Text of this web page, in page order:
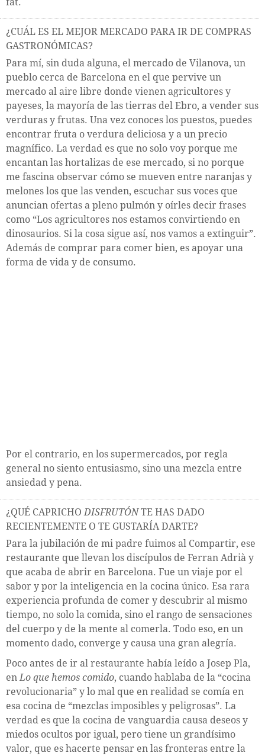
¿CUÁL ES EL MEJOR MERCADO PARA IR DE COMPRAS
GASTRONÓMICAS?
Para mí, sin duda alguna, el mercado de Vilanova, un
pueblo cerca de Barcelona en el que pervive un
mercado al aire libre donde vienen agricultores y
payeses, la mayoría de las tierras del Ebro, a vender sus
verduras y frutas. Una vez conoces los puestos, puedes
encontrar fruta o verdura deliciosa y a un precio
magnífico. La verdad es que no solo voy porque me
encantan las hortalizas de ese mercado, si no porque
me fascina observar cómo se mueven entre naranjas y
melones los que las venden, escuchar sus voces que
anuncian ofertas a pleno pulmón y oírles decir frases
como “Los agricultores nos estamos convirtiendo en
dinosaurios. Si la cosa sigue así, nos vamos a extinguir”.
Además de comprar para comer bien, es apoyar una
forma de vida y de consumo.
Por el contrario, en los supermercados, por regla
general no siento entusiasmo, sino una mezcla entre
ansiedad y pena.
¿QUÉ CAPRICHO DISFRUTÓNTE HAS DADO
RECIENTEMENTE O TE GUSTARÍA DARTE?
Para la jubilación de mi padre fuimos al Compartir, ese
restaurante que llevan los discípulos de Ferran Adrià y
que acaba de abrir en Barcelona. Fue un viaje por el
sabor y por la inteligencia en la cocina único. Esa rara
experiencia profunda de comer y descubrir al mismo
tiempo, no solo la comida, sino el rango de sensaciones
del cuerpo y de la mente al comerla. Todo eso, en un
momento dado, converge y causa una gran alegría.
Poco antes de ir al restaurante había leído a Josep Pla,
en Lo que hemos comido, cuando hablaba de la “cocina
revolucionaria” y lo mal que en realidad se comía en
esa cocina de “mezclas imposibles y peligrosas”. La
verdad es que la cocina de vanguardia causa deseos y
miedos ocultos por igual, pero tiene un grandísimo
valor, que es hacerte pensar en las fronteras entre la